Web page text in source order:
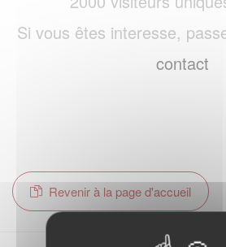
Si vous êtes interesse,
contact
Revenir à la page d'accueil